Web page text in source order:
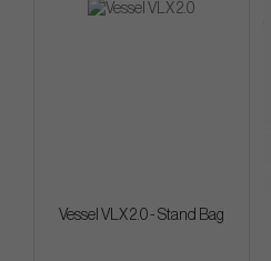
Vessel VLX 2.0 - Stand Bag